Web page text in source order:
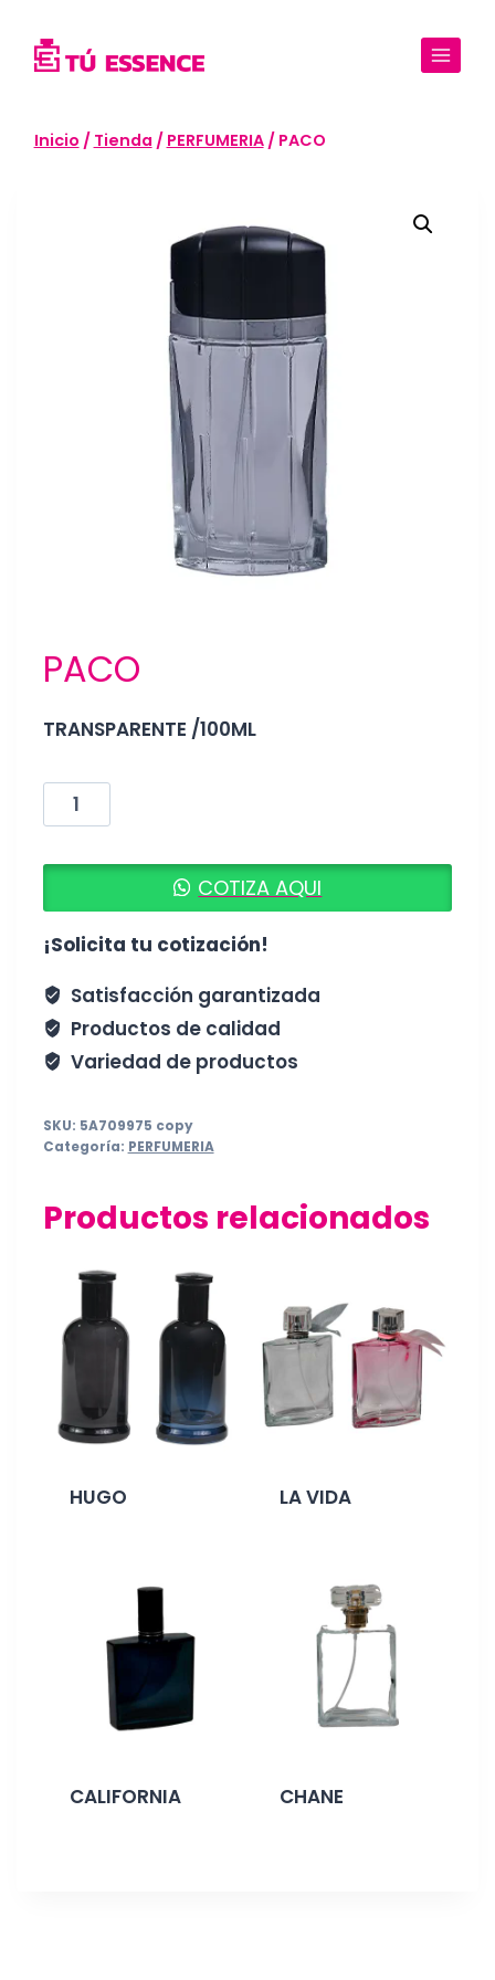
contenido
Inicio / Tienda / PERFUMERIA / PACO
PACO
TRANSPARENTE /100ML
PACO
cantidad
COTIZA AQUI
¡Solicita tu cotización!
Satisfacción garantizada
Productos de calidad
Variedad de productos
SKU: 5A709975 copy
Categoría: PERFUMERIA
Productos relacionados
HUGO LA VIDA
CALIFORNIA CHANE